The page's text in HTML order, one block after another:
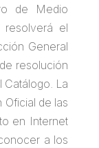
de Medio
resolverá el
General
resolución
Catálogo. La
Oficial de las
en Internet
a los